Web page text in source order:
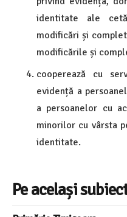
identitate ale
modificări și
modificările și
cooperează cu
evidență a
a persoanelor cu
minorilor cu vârsta
identitate.
Pe același